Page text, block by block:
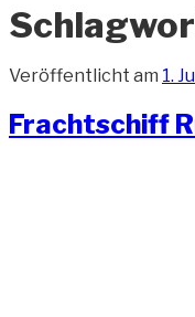
Veröffentlicht am 1.
Frachtschiff